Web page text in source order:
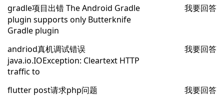
gradle项目出错 The Android Gradle
plugin supports only Butterknife
Gradle plugin
我要回答
andriod真机调试错误
java.io.IOException: Cleartext HTTP
traffic to
我要回答
flutter post请求php问题 我要回答